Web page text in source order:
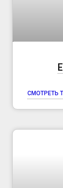
СМОТРЕТЬ